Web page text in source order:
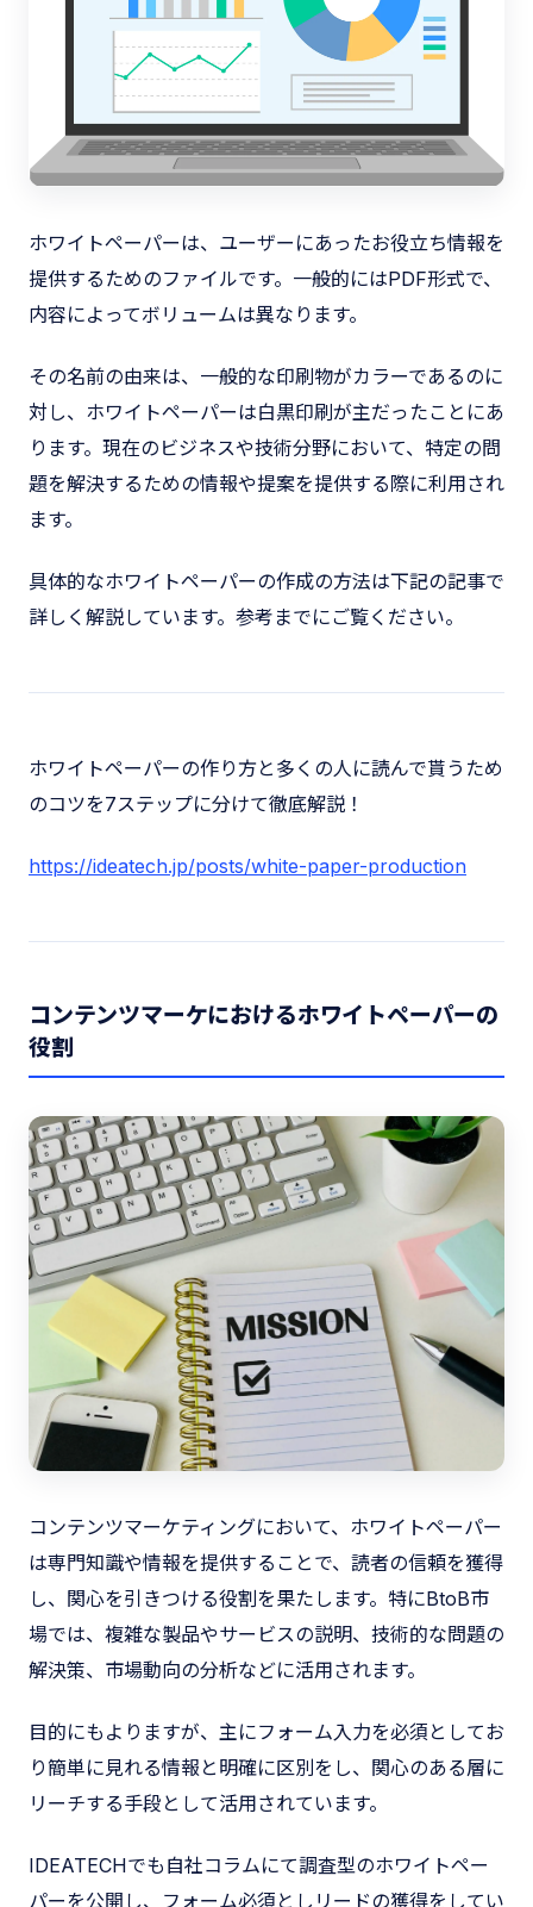
ホワイトペーパーは、ユーザーにあったお役立ち情報を
提供するためのファイルです。一般的にはPDF形式で、
内容によってボリュームは異なります。
その名前の由来は、一般的な印刷物がカラーであるのに
対し、ホワイトペーパーは白黒印刷が主だったことにあ
ります。現在のビジネスや技術分野において、特定の問
題を解決するための情報や提案を提供する際に利用され
ます。
具体的なホワイトペーパーの作成の方法は下記の記事で
詳しく解説しています。参考までにご覧ください。
ホワイトペーパーの作り方と多くの人に読んで貰うため
のコツを7ステップに分けて徹底解説！
https://ideatech.jp/posts/white-paper-production
コンテンツマーケにおけるホワイトペーパーの
役割
コンテンツマーケティングにおいて、ホワイトペーパー
は専門知識や情報を提供することで、読者の信頼を獲得
し、関心を引きつける役割を果たします。特にBtoB市
場では、複雑な製品やサービスの説明、技術的な問題の
解決策、市場動向の分析などに活用されます。
目的にもよりますが、主にフォーム入力を必須としてお
り簡単に見れる情報と明確に区別をし、関心のある層に
リーチする手段として活用されています。
IDEATECHでも自社コラムにて調査型のホワイトペー
パーを公開し、フォーム必須としリードの獲得をしてい